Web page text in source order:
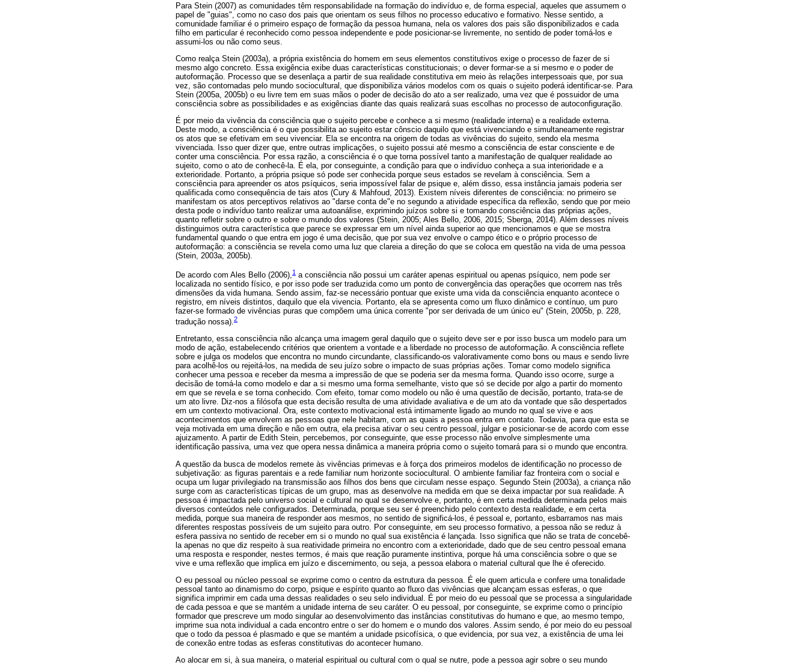
Para Stein (2007) as comunidades têm responsabilidade na formação do indivíduo e, de forma especial, aqueles que assumem o
papel de "guias", como no caso dos pais que orientam os seus filhos no processo educativo e formativo. Nesse sentido, a
comunidade familiar é o primeiro espaço de formação da pessoa humana, nela os valores dos pais são disponibilizados e cada
filho em particular é reconhecido como pessoa independente e pode posicionar-se livremente, no sentido de poder tomá-los e
assumi-los ou não como seus.
Como realça Stein (2003a), a própria existência do homem em seus elementos constitutivos exige o processo de fazer de si
mesmo algo concreto. Essa exigência exibe duas características constitucionais; o dever formar-se a si mesmo e o poder de
autoformação. Processo que se desenlaça a partir de sua realidade constitutiva em meio às relações interpessoais que, por sua
vez, são contornadas pelo mundo sociocultural, que disponibiliza vários modelos com os quais o sujeito poderá identificar-se. Para
Stein (2005a, 2005b) o eu livre tem em suas mãos o poder de decisão do ato a ser realizado, uma vez que é possuidor de uma
consciência sobre as possibilidades e as exigências diante das quais realizará suas escolhas no processo de autoconfiguração.
É por meio da vivência da consciência que o sujeito percebe e conhece a si mesmo (realidade interna) e a realidade externa.
Deste modo, a consciência é o que possibilita ao sujeito estar cônscio daquilo que está vivenciando e simultaneamente registrar
os atos que se efetivam em seu vivenciar. Ela se encontra na origem de todas as vivências do sujeito, sendo ela mesma
vivenciada. Isso quer dizer que, entre outras implicações, o sujeito possui até mesmo a consciência de estar consciente e de
conter uma consciência. Por essa razão, a consciência é o que torna possível tanto a manifestação de qualquer realidade ao
sujeito, como o ato de conhecê-la. É ela, por conseguinte, a condição para que o indivíduo conheça a sua interioridade e a
exterioridade. Portanto, a própria psique só pode ser conhecida porque seus estados se revelam à consciência. Sem a
consciência para apreender os atos psíquicos, seria impossível falar de psique e, além disso, essa instância jamais poderia ser
qualificada como consequência de tais atos (Cury & Mahfoud, 2013). Existem níveis diferentes de consciência: no primeiro se
manifestam os atos perceptivos relativos ao "darse conta de"e no segundo a atividade específica da reflexão, sendo que por meio
desta pode o indivíduo tanto realizar uma autoanálise, exprimindo juízos sobre si e tomando consciência das próprias ações,
quanto refletir sobre o outro e sobre o mundo dos valores (Stein, 2005; Ales Bello, 2006, 2015; Sberga, 2014). Além desses níveis
distinguimos outra característica que parece se expressar em um nível ainda superior ao que mencionamos e que se mostra
fundamental quando o que entra em jogo é uma decisão, que por sua vez envolve o campo ético e o próprio processo de
autoformação: a consciência se revela como uma luz que clareia a direção do que se coloca em questão na vida de uma pessoa
(Stein, 2003a, 2005b).
De acordo com Ales Bello (2006), 1 a consciência não possui um caráter apenas espiritual ou apenas psíquico, nem pode ser
localizada no sentido físico, e por isso pode ser traduzida como um ponto de convergência das operações que ocorrem nas três
dimensões da vida humana. Sendo assim, faz-se necessário pontuar que existe uma vida da consciência enquanto acontece o
registro, em níveis distintos, daquilo que ela vivencia. Portanto, ela se apresenta como um fluxo dinâmico e contínuo, um puro
fazer-se formado de vivências puras que compõem uma única corrente "por ser derivada de um único eu" (Stein, 2005b, p. 228,
tradução nossa).2
Entretanto, essa consciência não alcança uma imagem geral daquilo que o sujeito deve ser e por isso busca um modelo para um
modo de ação, estabelecendo critérios que orientem a vontade e a liberdade no processo de autoformação. A consciência reflete
sobre e julga os modelos que encontra no mundo circundante, classificando-os valorativamente como bons ou maus e sendo livre
para acolhê-los ou rejeitá-los, na medida de seu juízo sobre o impacto de suas próprias ações. Tomar como modelo significa
conhecer uma pessoa e receber da mesma a impressão de que se poderia ser da mesma forma. Quando isso ocorre, surge a
decisão de tomá-la como modelo e dar a si mesmo uma forma semelhante, visto que só se decide por algo a partir do momento
em que se revela e se torna conhecido. Com efeito, tomar como modelo ou não é uma questão de decisão, portanto, trata-se de
um ato livre. Diz-nos a filósofa que esta decisão resulta de uma atividade avaliativa e de um ato da vontade que são despertados
em um contexto motivacional. Ora, este contexto motivacional está intimamente ligado ao mundo no qual se vive e aos
acontecimentos que envolvem as pessoas que nele habitam, com as quais a pessoa entra em contato. Todavia, para que esta se
veja motivada em uma direção e não em outra, ela precisa ativar o seu centro pessoal, julgar e posicionar-se de acordo com esse
ajuizamento. A partir de Edith Stein, percebemos, por conseguinte, que esse processo não envolve simplesmente uma
identificação passiva, uma vez que opera nessa dinâmica a maneira própria como o sujeito tomará para si o mundo que encontra.
A questão da busca de modelos remete às vivências primevas e à força dos primeiros modelos de identificação no processo de
subjetivação: as figuras parentais e a rede familiar num horizonte sociocultural. O ambiente familiar faz fronteira com o social e
ocupa um lugar privilegiado na transmissão aos filhos dos bens que circulam nesse espaço. Segundo Stein (2003a), a criança não
surge com as características típicas de um grupo, mas as desenvolve na medida em que se deixa impactar por sua realidade. A
pessoa é impactada pelo universo social e cultural no qual se desenvolve e, portanto, é em certa medida determinada pelos mais
diversos conteúdos nele configurados. Determinada, porque seu ser é preenchido pelo contexto desta realidade, e em certa
medida, porque sua maneira de responder aos mesmos, no sentido de significá-los, é pessoal e, portanto, esbarramos nas mais
diferentes respostas possíveis de um sujeito para outro. Por conseguinte, em seu processo formativo, a pessoa não se reduz à
esfera passiva no sentido de receber em si o mundo no qual sua existência é lançada. Isso significa que não se trata de concebê-
la apenas no que diz respeito à sua reatividade primeira no encontro com a exterioridade, dado que de seu centro pessoal emana
uma resposta e responder, nestes termos, é mais que reação puramente instintiva, porque há uma consciência sobre o que se
vive e uma reflexão que implica em juízo e discernimento, ou seja, a pessoa elabora o material cultural que lhe é oferecido.
O eu pessoal ou núcleo pessoal se exprime como o centro da estrutura da pessoa. É ele quem articula e confere uma tonalidade
pessoal tanto ao dinamismo do corpo, psique e espírito quanto ao fluxo das vivências que alcançam essas esferas, o que
significa imprimir em cada uma dessas realidades o seu selo individual. É por meio do eu pessoal que se processa a singularidade
de cada pessoa e que se mantém a unidade interna de seu caráter. O eu pessoal, por conseguinte, se exprime como o princípio
formador que prescreve um modo singular ao desenvolvimento das instâncias constitutivas do humano e que, ao mesmo tempo,
imprime sua nota individual a cada encontro entre o ser do homem e o mundo dos valores. Assim sendo, é por meio do eu pessoal
que o todo da pessoa é plasmado e que se mantém a unidade psicofísica, o que evidencia, por sua vez, a existência de uma lei
de conexão entre todas as esferas constitutivas do acontecer humano.
Ao alocar em si, à sua maneira, o material espiritual ou cultural com o qual se nutre, pode a pessoa agir sobre o seu mundo